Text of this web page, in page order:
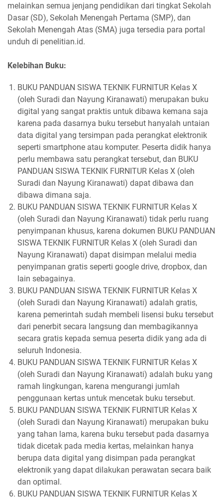
melainkan semua jenjang pendidikan dari tingkat Sekolah
Dasar (SD), Sekolah Menengah Pertama (SMP), dan
Sekolah Menengah Atas (SMA) juga tersedia para portal
unduh di penelitian.id.
Kelebihan Buku:
BUKU PANDUAN SISWA TEKNIK FURNITUR Kelas X
(oleh Suradi dan Nayung Kiranawati) merupakan buku
digital yang sangat praktis untuk dibawa kemana saja
karena pada dasarnya buku tersebut hanyalah untaian
data digital yang tersimpan pada perangkat elektronik
seperti smartphone atau komputer. Peserta didik hanya
perlu membawa satu perangkat tersebut, dan BUKU
PANDUAN SISWA TEKNIK FURNITUR Kelas X (oleh
Suradi dan Nayung Kiranawati) dapat dibawa dan
dibawa dimana saja.
BUKU PANDUAN SISWA TEKNIK FURNITUR Kelas X
(oleh Suradi dan Nayung Kiranawati) tidak perlu ruang
penyimpanan khusus, karena dokumen BUKU PANDUAN
SISWA TEKNIK FURNITUR Kelas X (oleh Suradi dan
Nayung Kiranawati) dapat disimpan melalui media
penyimpanan gratis seperti google drive, dropbox, dan
lain sebagainya.
BUKU PANDUAN SISWA TEKNIK FURNITUR Kelas X
(oleh Suradi dan Nayung Kiranawati) adalah gratis,
karena pemerintah sudah membeli lisensi buku tersebut
dari penerbit secara langsung dan membagikannya
secara gratis kepada semua peserta didik yang ada di
seluruh Indonesia.
BUKU PANDUAN SISWA TEKNIK FURNITUR Kelas X
(oleh Suradi dan Nayung Kiranawati) adalah buku yang
ramah lingkungan, karena mengurangi jumlah
penggunaan kertas untuk mencetak buku tersebut.
BUKU PANDUAN SISWA TEKNIK FURNITUR Kelas X
(oleh Suradi dan Nayung Kiranawati) merupakan buku
yang tahan lama, karena buku tersebut pada dasarnya
tidak dicetak pada media kertas, melainkan hanya
berupa data digital yang disimpan pada perangkat
elektronik yang dapat dilakukan perawatan secara baik
dan optimal.
BUKU PANDUAN SISWA TEKNIK FURNITUR Kelas X